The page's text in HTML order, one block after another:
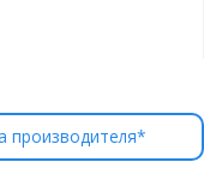
производителя*